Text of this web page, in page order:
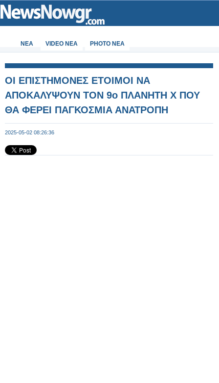
ΝΕΑ VIDEO NEA PHOTO NEA
ΟΙ ΕΠΙΣΤΗΜΟΝΕΣ ΕΤΟΙΜΟΙ ΝΑ
ΑΠΟΚΑΛΥΨΟΥΝ ΤΟΝ 9ο ΠΛΑΝΗΤΗ Χ ΠΟΥ
ΘΑ ΦΕΡΕΙ ΠΑΓΚΟΣΜΙΑ ΑΝΑΤΡΟΠΗ
2025-05-02 08:26:36